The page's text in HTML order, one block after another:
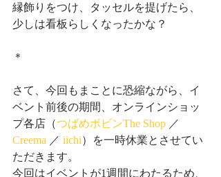
縁飾りをつけ、タッセルを提げたら、
少しは看板らしくなったかな？
＊
さて、今回もまことに恐縮ながら、イ
ベント前後の期間、オンラインショッ
プ各店（つばめボビンThe Shop ／
Creema ／ iichi）を一時休業とさせてい
ただきます。
今回はイベントが1週間にわたるため、